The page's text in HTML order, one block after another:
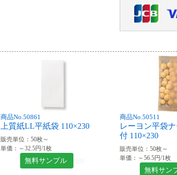
商品No.50861
上質紙LL平紙袋 110×230
販売単位：50枚～
単価：～32.5円/1枚
無料サンプル
商品No.50511
レーヨン平袋
付 110×230
販売単位：50枚～
単価：～56.5円/1枚
無料サン